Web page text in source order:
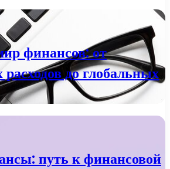
финансов: от
до глобальных
путь к финансовой